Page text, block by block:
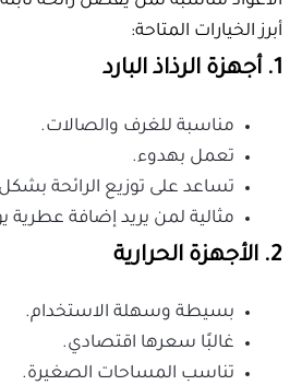
مثالية لمن يريد إضافة
2. الأجهزة الحرارية
غالبًا سعرها اقتصادي.
تناسب المساحات الصغيرة.
قد لا تكون الأفضل مع
3. أعواد التعطير
مناسبة للمداخل ودورات
تضفي شكلًا جماليًا بسيطًا.
مداها محدود مقارنة بالأجهزة